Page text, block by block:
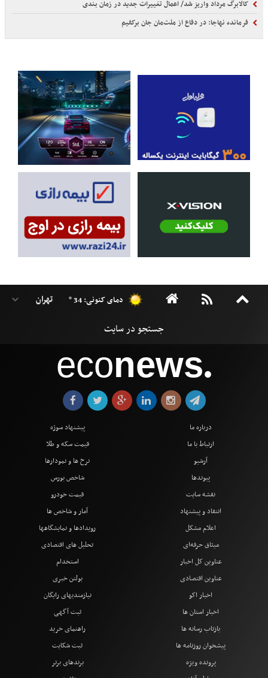
کالابرگ مرداد واریز شد/ اعمال تغییرات جدید در زمان بندی
فرمانده نهاجا: در دفاع از ملت‌مان جان برکفیم
دمای کنونی: 34 °
econews●
درباره ما
ارتباط با ما
آرشیو
پیوندها
نقشه سایت
انتقاد و پیشنهاد
اعلام مشکل
میثاق حرفه‌ای
پیشنهاد سوژه
قیمت سکه و طلا
نرخ ها و نمودارها
شاخص بورس
قیمت خودرو
آمار و شاخص ها
رویدادها و نمایشگاهها
تحلیل های اقتصادی
عناوین کل اخبار
عناوین اقتصادی
اخبار اکو
اخبار استان ها
بازتاب رسانه ها
پیشخوان روزنامه ها
پرونده ویژه
استخدام
بولتن خبری
نیازمندیهای رایگان
ثبت آگهی
راهنمای خرید
ثبت شکایت
برندهای برتر